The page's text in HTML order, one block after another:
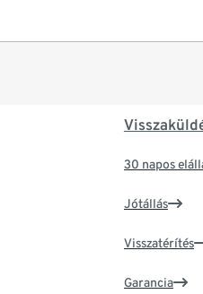
30 napos
Jótállás
Visszatérítés
Garancia